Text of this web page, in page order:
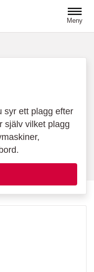
Meny
syr ett plagg efter
själv vilket plagg